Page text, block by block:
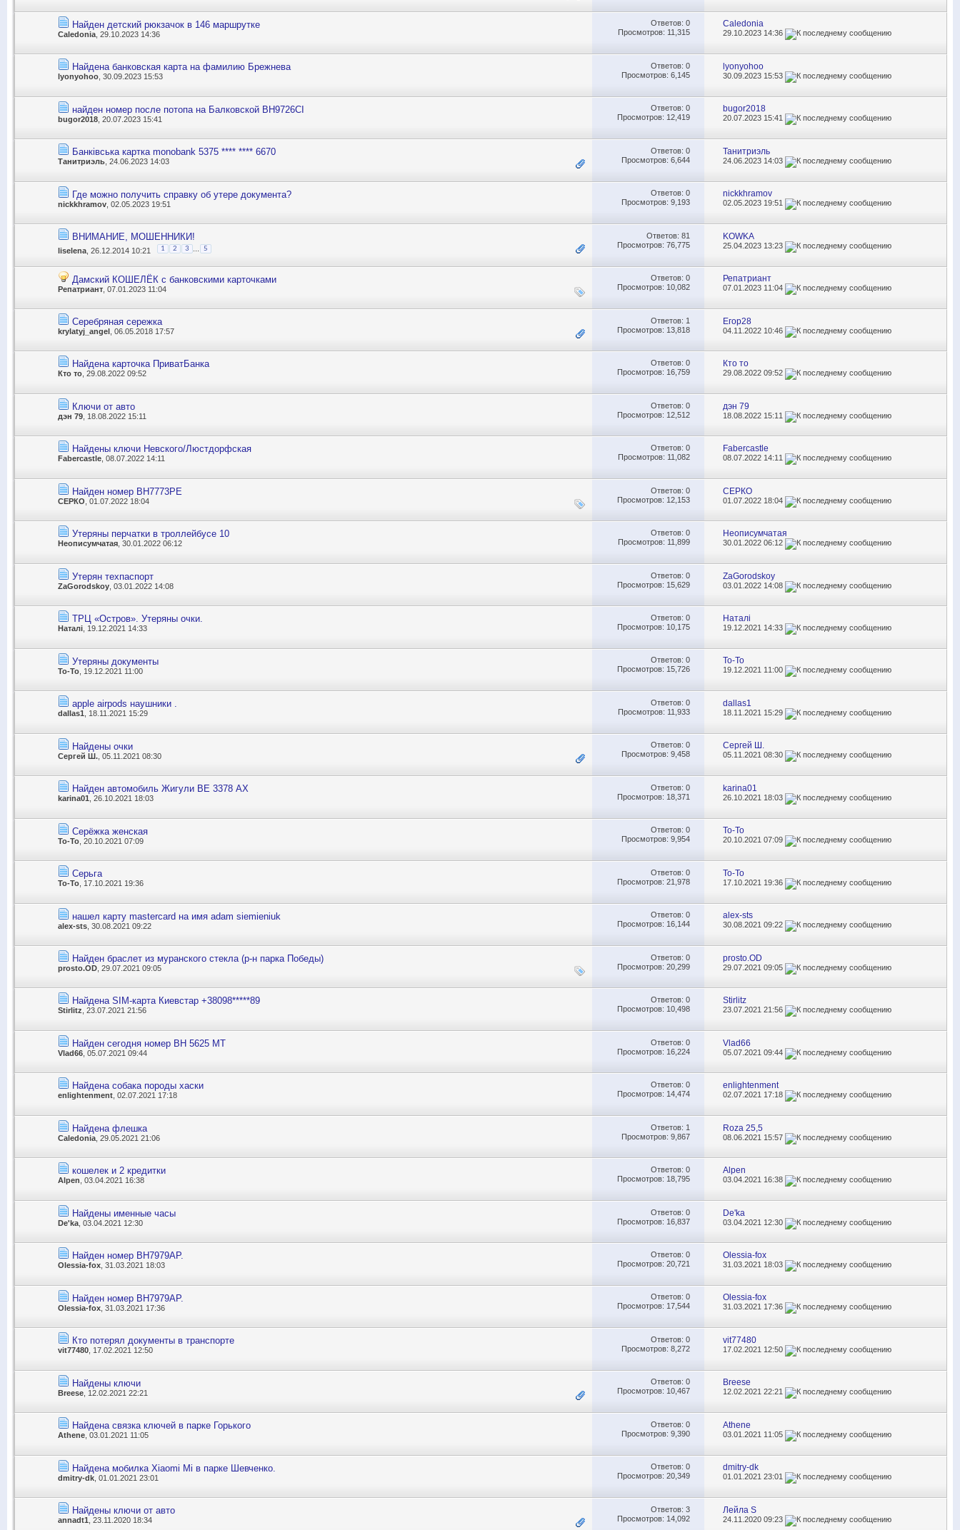
Найден детский рюкзачок в 146 маршрутке
Caledonia , 29.10.2023 14:36
Ответов: 0
Просмотров: 11,315
Caledonia
29.10.202314:36
Найдена банковская карта на фамилию Брежнева
lyonyohoo , 30.09.2023 15:53
Ответов: 0
Просмотров: 6,145
lyonyohoo
30.09.2023 15:53
найден номер после потопа на Балковской ВН9726СI
bugor2018 , 20.07.2023 15:41
Ответов: 0
Просмотров: 12,419
bugor2018
20.07.2023 15:41
Банківська картка monobank 5375 **** **** 6670
Танитриэль , 24.06.2023 14:03
Ответов: 0
Просмотров: 6,644
Танитриэль
24.06.2023 14:03
Где можно получить справку об утере документа?
nickkhramov , 02.05.2023 19:51
Ответов: 0
Просмотров: 9,193
nickkhramov
02.05.2023 19:51
ВНИМАНИЕ, МОШЕННИКИ!
liselena , 26.12.2014 10:21 1 2 3 5
Ответов: 81
Просмотров: 76,775
KOWKA
25.04.2023 13:23
Дамский КОШЕЛЁК с банковскими карточками
Репатриант , 07.01.2023 11:04
Ответов: 0
Просмотров: 10,082
Репатриант
07.01.2023 11:04
Серебряная сережка
krylatyj_angel , 06.05.2018 17:57
Ответов: 1
Просмотров: 13,818
Егор28
04.11.2022 10:46
Найдена карточка ПриватБанка
Кто то, 29.08.2022 09:52
Ответов: 0
Просмотров: 16,759
Кто то
29.08.202209:52
Ключи от авто
дэн 79 , 18.08.2022 15:11
Ответов: 0
Просмотров: 12,512
дэн 79
18.08.2022 15:11
Найдены ключи Невского/Люстдорфская
Fabercastle , 08.07.2022 14:11
Ответов: 0
Просмотров: 11,082
Fabercastle
08.07.2022 14:11
Найден номер ВН7773РЕ
СЕРКО , 01.07.2022 18:04
Ответов: 0
Просмотров: 12,153
СЕРКО
01.07.2022 18:04
Утеряны перчатки в троллейбусе 10
Неописумчатая , 30.01.2022 06:12
Ответов: 0
Просмотров: 11,899
Неописумчатая
30.01.202206:12
Утерян техпаспорт
ZaGorodskoy , 03.01.2022 14:08
Ответов: 0
Просмотров: 15,629
ZaGorodskoy
03.01.2022 14:08
ТРЦ «Остров». Утеряны очки.
Наталі , 19.12.2021 14:33
Ответов: 0
Просмотров: 10,175
Наталі
19.12.2021 14:33
Утеряны документы
To-To , 19.12.2021 11:00
Ответов: 0
Просмотров: 15,726
To-To
19.12.202111:00
apple airpods наушники .
dallas1 , 18.11.2021 15:29
Ответов: 0
Просмотров: 11,933
dallas1
18.11.2021 15:29
Найдены очки
Сергей Ш. , 05.11.2021 08:30
Ответов: 0
Просмотров: 9,458
Сергей Ш.
05.11.202108:30
Найден автомобиль Жигули ВЕ 3378 АХ
karina01 , 26.10.2021 18:03
Ответов: 0
Просмотров: 18,371
karina01
26.10.2021 18:03
Серёжка женская
To-To , 20.10.2021 07:09
Ответов: 0
Просмотров: 9,954
To-To
20.10.202107:09
Серьга
To-To , 17.10.2021 19:36
Ответов: 0
Просмотров: 21,978
To-To
17.10.2021 19:36
нашел карту mastercard на имя adam siemieniuk
alex-sts , 30.08.2021 09:22
Ответов: 0
Просмотров: 16,144
alex-sts
30.08.202109:22
Найден браслет из муранского стекла (р-н парка Победы)
prosto.OD , 29.07.2021 09:05
Ответов: 0
Просмотров: 20,299
prosto.OD
29.07.202109:05
Найдена SIM-карта Киевстар +38098*****89
Stirlitz, 23.07.2021 21:56
Ответов: 0
Просмотров: 10,498
Stirlitz
23.07.202121:56
Найден сегодня номер ВН 5625 МТ
Vlad66 , 05.07.2021 09:44
Ответов: 0
Просмотров: 16,224
Vlad66
05.07.202109:44
Найдена собака породы хаски
enlightenment, 02.07.2021 17:18
Ответов: 0
Просмотров: 14,474
enlightenment
02.07.2021 17:18
Найдена флешка
Caledonia , 29.05.2021 21:06
Ответов: 1
Просмотров: 9,867
Roza 25,5
08.06.2021 15:57
кошелек и 2 кредитки
Alpen , 03.04.2021 16:38
Ответов: 0
Просмотров: 18,795
Alpen
03.04.2021 16:38
Найдены именные часы
De'ka , 03.04.2021 12:30
Ответов: 0
Просмотров: 16,837
De'ka
03.04.2021 12:30
Найден номер ВН7979АР.
Olessia-fox , 31.03.2021 18:03
Ответов: 0
Просмотров: 20,721
Olessia-fox
31.03.2021 18:03
Найден номер ВН7979АР.
Olessia-fox , 31.03.2021 17:36
Ответов: 0
Просмотров: 17,544
Olessia-fox
31.03.202117:36
Кто потерял документы в транспорте
vit77480 , 17.02.2021 12:50
Ответов: 0
Просмотров: 8,272
vit77480
17.02.2021 12:50
Найдены ключи
Breese , 12.02.2021 22:21
Ответов: 0
Просмотров: 10,467
Breese
12.02.202122:21
Найдена связка ключей в парке Горького
Athene , 03.01.2021 11:05
Ответов: 0
Просмотров: 9,390
Athene
03.01.2021 11:05
Найдена мобилка Xiaomi Mi в парке Шевченко.
dmitry-dk , 01.01.2021 23:01
Ответов: 0
Просмотров: 20,349
dmitry-dk
01.01.202123:01
Найдены ключи от авто
annadt1 , 23.11.2020 18:34
Ответов: 3
Просмотров: 14,092
Лейла S
24.11.202009:23